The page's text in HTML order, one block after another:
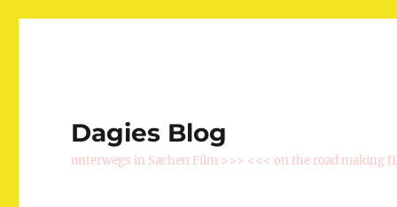
Dagies Blog
unterwegs in Sachen Film >>> <<< on the road making